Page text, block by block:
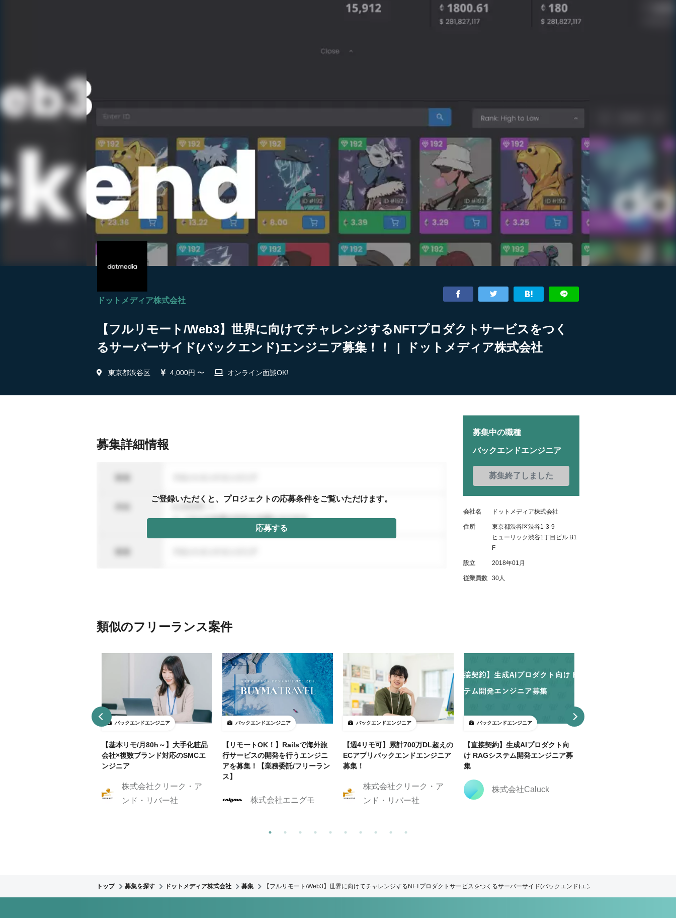
ドットメディア株式会社
【フルリモート/Web3】世界に向けてチャレンジするNFTプロダクトサービスをつく
るサーバーサイド(バックエンド)エンジニア募集！！ | ドットメディア株式会社
東京都渋谷区 4,000円 〜 オンライン面談OK!
募集詳細情報
ご登録いただくと、プロジェクトの応募条件をご覧いただけます。
応募する
募集中の職種
バックエンドエンジニア
募集終了しました
会社名 ドットメディア株式会社
住所
東京都渋谷区渋谷1-3-9
ヒューリック渋谷1丁目ビル B1
F
設立 2018年01月
従業員数 30人
類似のフリーランス案件
バックエンドエンジニア
【基本リモ/月80h～】大手化粧品
会社×複数ブランド対応のSMCエ
ンジニア
株式会社クリーク・ア
ンド・リバー社
バックエンドエンジニア
【リモートOK！】Railsで海外旅
行サービスの開発を行うエンジニ
アを募集！【業務委託/フリーラン
ス】
株式会社エニグモ
バックエンドエンジニア
【週4リモ可】累計700万DL超えの
ECアプリバックエンドエンジニア
募集！
株式会社クリーク・ア
ンド・リバー社
バックエンドエンジニア
【直接契約】生成AIプロダクト向
け RAGシステム開発エンジニア募
集
株式会社Caluck
トップ 募集を探す ドットメディア株式会社 募集 【フルリモート/Web3】世界に向けてチャレンジするNFTプロダクトサービスをつくるサーバーサイド(バックエンド)エンジニア募集！！